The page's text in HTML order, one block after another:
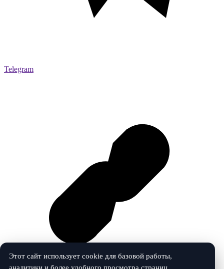
Telegram
Этот сайт использует cookie для базовой работы,